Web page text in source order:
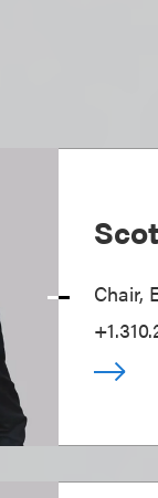
Chair,